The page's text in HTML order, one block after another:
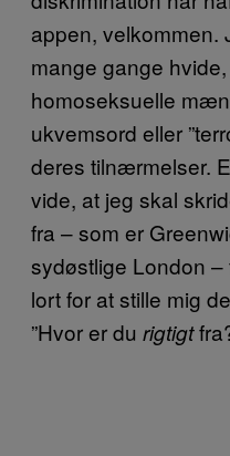
appen, velkommen.
mange gange
homoseksuelle
ukvemsord eller
deres tilnærmelser.
vide, at jeg skal
fra – som er
sydøstlige London
lort for at stille mig
”Hvor er du rigtigt